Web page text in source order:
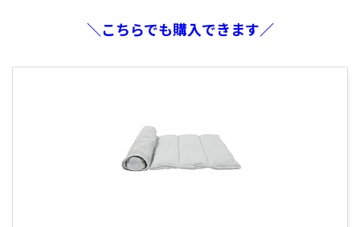
＼こちらでも購入できます／